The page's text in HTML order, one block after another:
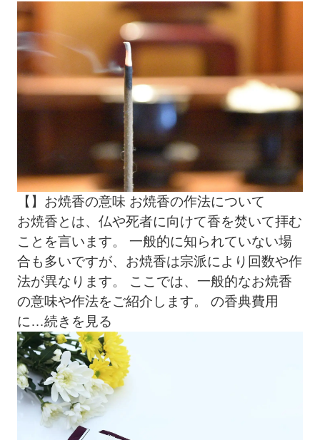
【】お焼香の意味 お焼香の作法について
お焼香とは、仏や死者に向けて香を焚いて拝む
ことを言います。 一般的に知られていない場
合も多いですが、お焼香は宗派により回数や作
法が異なります。 ここでは、一般的なお焼香
の意味や作法をご紹介します。 の香典費用
に…続きを見る